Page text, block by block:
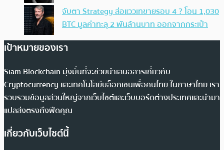
จับตา Strategy ส่อแววเทขายรอบ 4 ? โอน 1,030
BTC มูลค่าทะลุ 2 พันล้านบาท ออกจากกระเป๋า
เป้าหมายของเรา
Siam Blockchain มุ่งมั่นที่จะช่วยนำเสนอสารเกี่ยวกับ
Cryptocurrency และเทคโนโลยีบล็อกเชนเพื่อคนไทย ในภาษาไทย เรา
รวบรวมข้อมูลส่วนใหญ่จากเว็บไซต์และเว็บบอร์ดต่างประเทศและนำมา
แปลส่งตรงถึงฟีดคุณ
เกี่ยวกับเว็บไซต์นี้